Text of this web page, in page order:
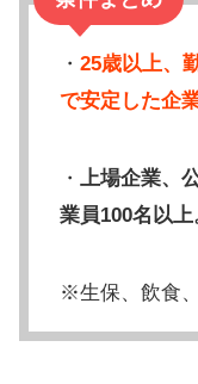
・ 25歳以上、
で安定した企
・ 上場企業、
業員100名以上
※生保、飲食